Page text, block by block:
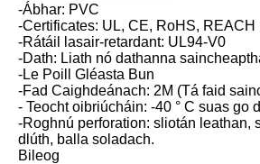
-Ábhar: PVC
-Certificates: UL, CE, RoHS, REACH
-Rátáil lasair-retardant: UL94-V0
-Dath: Liath nó dathanna
-Le Poill Gléasta Bun
-Fad Caighdeánach: 2M (Tá faid
- Teocht oibriúcháin: -40 ° C suas go
-Roghnú perforation: sliotán leathan,
dlúth, balla soladach.
Bileog